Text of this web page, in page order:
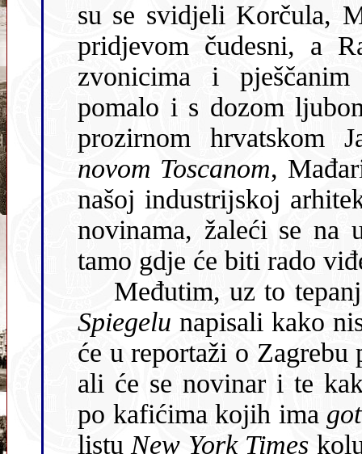
su se svidjeli Korčula, Mljet i Brač, ali je i Brĳune počastio
pridjevom čudesni, a Rab ga se više
zvonicima i
pomalo i s dozom
prozirnom
novom Toscanom, Mađari se dive lučkim
našoj industrĳskoj arhitekturi u
novinama, žaleći se na
tamo gdje će biti rado
Međutim, uz to
Spiegelu napisali kako
će u reportaži o Zagrebu pohvalno pisati o šarmu starog grada,
ali će se novinar i te kako začuditi cjelodnevnom ljenčarenju
po kafićima kojih ima
listu New York Times kolumnist